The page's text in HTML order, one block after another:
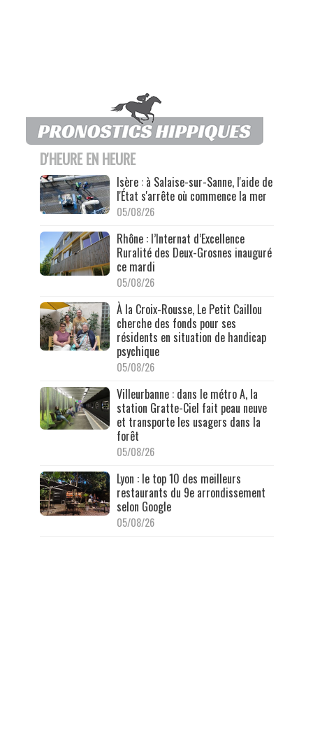
D'HEURE EN HEURE
Isère : à Salaise-sur-Sanne, l'aide de
l'État s'arrête où commence la mer
05/08/26
Rhône : l’Internat d’Excellence
Ruralité des Deux-Grosnes inauguré
ce mardi
05/08/26
À la Croix-Rousse, Le Petit Caillou
cherche des fonds pour ses
résidents en situation de handicap
psychique
05/08/26
Villeurbanne : dans le métro A, la
station Gratte-Ciel fait peau neuve
et transporte les usagers dans la
forêt
05/08/26
Lyon : le top 10 des meilleurs
restaurants du 9e arrondissement
selon Google
05/08/26